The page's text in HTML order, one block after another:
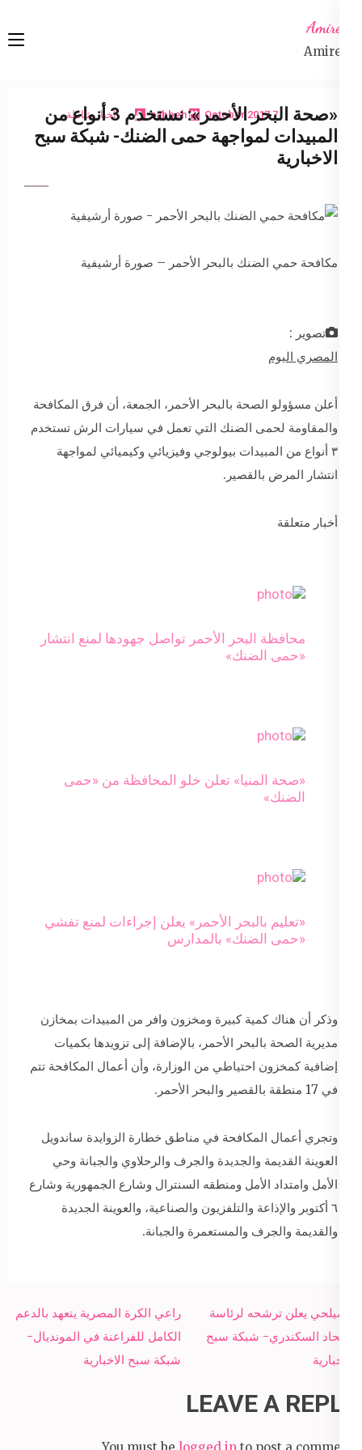
content
Amireta
Amireta
7 October 2017
sabbeh اخبار شاملة
«صحة البحر الأحمر»: نستخدم 3 أنواع من
المبيدات لمواجهة حمى الضنك- شبكة سبح
الاخبارية
مكافحة حمي الضنك بالبحر الأحمر – صورة أرشيفية
تصوير :
المصري اليوم
أعلن مسؤولو الصحة بالبحر الأحمر، الجمعة، أن فرق المكافحة
والمقاومة لحمى الضنك التي تعمل في سيارات الرش تستخدم
٣ أنواع من المبيدات بيولوجي وفيزيائي وكيميائي لمواجهة
انتشار المرض بالقصير.
أخبار متعلقة
محافظة البحر الأحمر تواصل جهودها لمنع انتشار
«حمى الضنك»
«صحة المنيا» تعلن خلو المحافظة من «حمى
الضنك»
«تعليم بالبحر الأحمر» يعلن إجراءات لمنع تفشي
«حمى الضنك» بالمدارس
وذكر أن هناك كمية كبيرة ومخزون وافر من المبيدات بمخازن
مديرية الصحة بالبحر الأحمر، بالإضافة إلى تزويدها بكميات
إضافية كمخزون احتياطي من الوزارة، وأن أعمال المكافحة تتم
في 17 منطقة بالقصير والبحر الأحمر.
وتجري أعمال المكافحة في مناطق خطارة الزوايدة ساندويل
العوينة القديمة والجديدة والجرف والرحلاوي والجبانة وحي
الأمل وامتداد الأمل ومنطقه السنترال وشارع الجمهورية وشارع
٦ أكتوبر والإذاعة والتلفزيون والصناعية، والعوينة الجديدة
والقديمة والجرف والمستعمرة والجبانة.
Post
navigation
راعي الكرة المصرية يتعهد بالدعم
الكامل للفراعنة في المونديال-
شبكة سبح الاخبارية
مصيلحي يعلن ترشحه لرئاسة
الاتحاد السكندري- شبكة سبح
الاخبارية
LEAVE A REPLY
You must be logged in to post a comment.